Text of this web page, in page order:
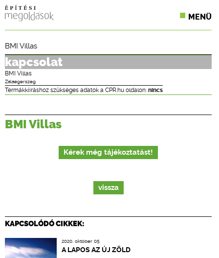
MENÜ
TERVEZÉSI SEGÉDLETEK
BMI Villas
kapcsolat
BMI Villas
Zalaegerszeg
Termákkiíráshoz szükséges adatok a CPR.hu oldalon: nincs
BMI Villas
Kérek még tájékoztatást!
vissza
KAPCSOLÓDÓ CIKKEK:
2020. október 05.
A LAPOS AZ ÚJ ZÖLD